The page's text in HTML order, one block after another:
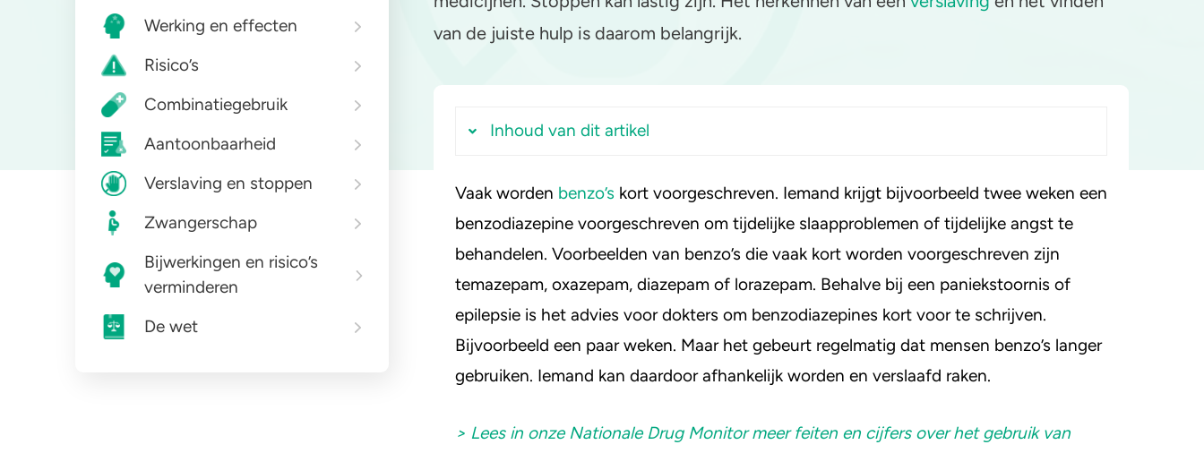
Ayahuasca Crack
Stel een vraag
van de juiste hulp is daarom belangrijk.
Werking en effecten
Risico’s
Combinatiegebruik
Aantoonbaarheid
Verslaving en stoppen
Zwangerschap
Bijwerkingen en risico’s
verminderen
De wet
Inhoud van dit artikel
Wanneer is iemand verslaafd aan benzodiazepines?
Waar vind je hulp met afkicken?
Waarom stoppen?
Andere behandelvorm
Vaak worden benzo’s kort voorgeschreven. Iemand krijgt bijvoorbeeld twee weken een
benzodiazepine voorgeschreven om tijdelijke slaapproblemen of tijdelijke angst te
behandelen. Voorbeelden van benzo’s die vaak kort worden voorgeschreven zijn
temazepam, oxazepam, diazepam of lorazepam. Behalve bij een paniekstoornis of
epilepsie is het advies voor dokters om benzodiazepines kort voor te schrijven.
Bijvoorbeeld een paar weken. Maar het gebeurt regelmatig dat mensen benzo’s langer
gebruiken. Iemand kan daardoor afhankelijk worden en verslaafd raken.
> Lees in onze Nationale Drug Monitor meer feiten en cijfers over het gebruik van